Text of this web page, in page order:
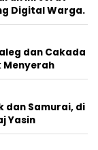
Digital Warga.
dan Cakada
Menyerah
dan Samurai, di
Yasin